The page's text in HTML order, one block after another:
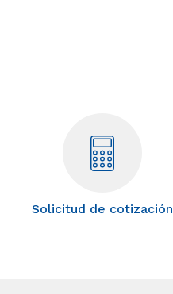
Solicitud de cotización